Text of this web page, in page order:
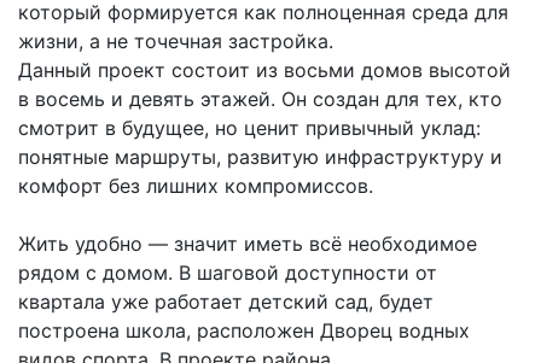
который формируется как полноценная среда для
жизни, а не точечная застройка.
Данный проект состоит из восьми домов высотой
в восемь и девять этажей. Он создан для тех, кто
смотрит в будущее, но ценит привычный уклад:
понятные маршруты, развитую инфраструктуру и
комфорт без лишних компромиссов.
Жить удобно — значит иметь всё необходимое
рядом с домом. В шаговой доступности от
квартала уже работает детский сад, будет
построена школа, расположен Дворец водных